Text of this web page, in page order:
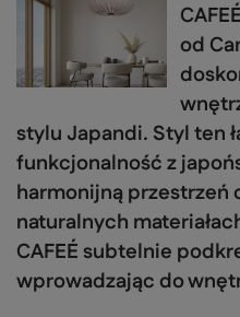
od
stylu Japandi. Styl ten
funkcjonalność z
harmonijną przestrzeń
naturalnych
CAFEÉ subtelnie
wprowadzając do